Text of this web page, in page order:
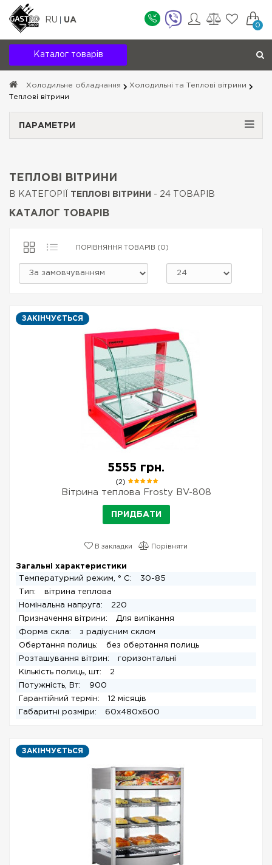
RU UA
0
Каталог товарів
Холодильне обладнання
Холодильні та Теплові вітрини
Теплові вітрини
ПАРАМЕТРИ
ТЕПЛОВІ ВІТРИНИ
В КАТЕГОРІЇ ТЕПЛОВІ ВІТРИНИ - 24 ТОВАРІВ
КАТАЛОГ ТОВАРІВ
ПОРІВНЯННЯ ТОВАРІВ (0)
ЗАКІНЧУЄТЬСЯ
5555 грн.
(2)
Вітрина теплова Frosty BV-808
ПРИДБАТИ
В закладки Порівняти
Загальні характеристики
Температурний режим, ° С:
30-85
Тип:
вітрина теплова
Номінальна напруга:
220
Призначення вітрини:
Для випікання
Форма скла:
з радіусним склом
Обертання полиць:
без обертання полиць
Розташування вітрин:
горизонтальні
Кількість полиць, шт:
2
Потужність, Вт:
900
Гарантійний термін:
12 місяців
Габаритні розміри:
60х480х600
ЗАКІНЧУЄТЬСЯ